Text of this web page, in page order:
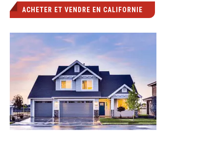
ACHETER ET VENDRE EN CALIFORNIE